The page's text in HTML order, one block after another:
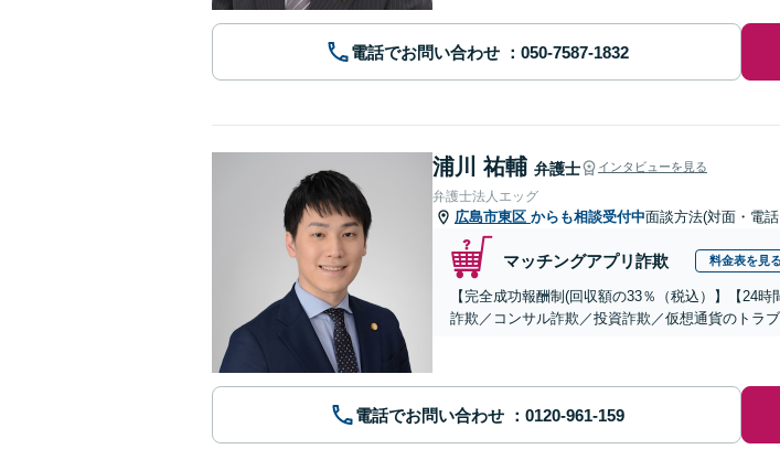
電話でお問い合わせ
浦川 祐輔 弁護士 インタビューを見る
弁護士法人エッグ
広島市東区 からも相談受付中面談方法(対面・電
マッチングアプリ詐欺 料金表を見る
【完全成功報酬制(回収額の33％（税込）】【24
詐欺／コンサル詐欺／投資詐欺／仮想通貨のトラ
電話でお問い合わせ